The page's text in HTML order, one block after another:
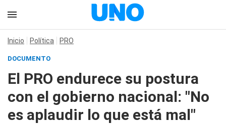
Inicio Política PRO
DOCUMENTO
El PRO endurece su postura
con el gobierno nacional: "No
es aplaudir lo que está mal"